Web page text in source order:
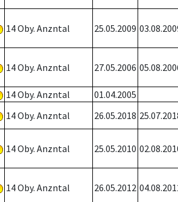
14 Oby. Anzntal 25.05.2009
14 Oby. Anzntal 27.05.2006
14 Oby. Anzntal
01.04.2005
14 Oby. Anzntal 26.05.2018
14 Oby. Anzntal 25.05.2010
14 Oby. Anzntal 26.05.2012